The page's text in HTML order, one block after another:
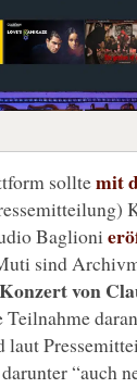
solltemit
Baglioni
sind
von
“auch